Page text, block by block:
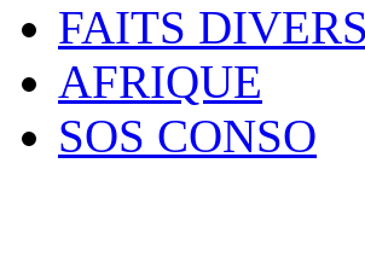
FAITS DIVERS
AFRIQUE
SOS CONSO